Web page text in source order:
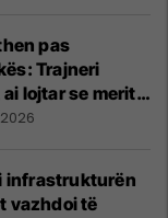
pas
Trajneri
lojtar se meritoi
infrastrukturën
vazhdoi të